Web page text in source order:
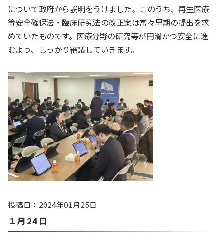
について政府から説明をうけました。このうち、再生医療
等安全確保法・臨床研究法の改正案は常々早期の提出を求
めていたものです。医療分野の研究等が円滑かつ安全に進
むよう、しっかり審議していきます。
投稿日：2024年01月25日
１月24日